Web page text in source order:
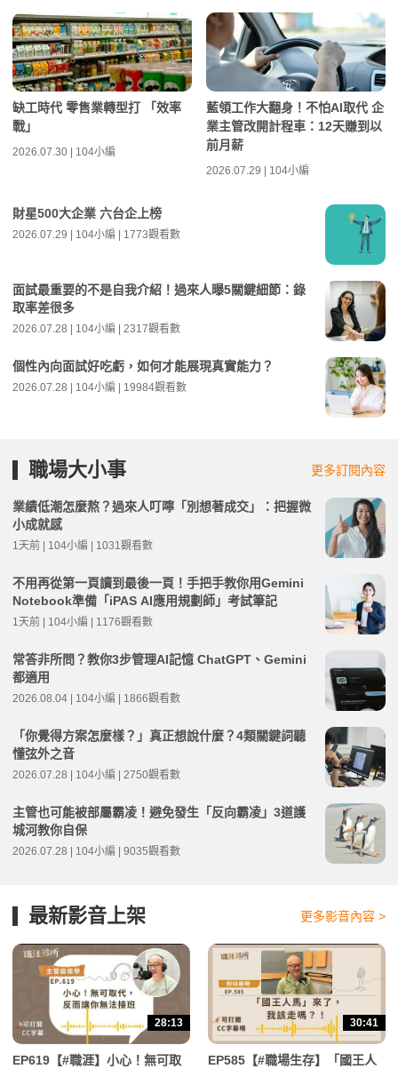
缺工時代 零售業轉型打 「效率
戰」
2026.07.30 | 104小編
藍領工作大翻身！不怕AI取代 企
業主管改開計程車：12天賺到以
前月薪
2026.07.29 | 104小編
財星500大企業 六台企上榜
2026.07.29 | 104小編 | 1773觀看數
面試最重要的不是自我介紹！過來人曝5關鍵細節：錄
取率差很多
2026.07.28 | 104小編 | 2317觀看數
個性內向面試好吃虧，如何才能展現真實能力？
2026.07.28 | 104小編 | 19984觀看數
職場大小事 更多訂閱內容
業績低潮怎麼熬？過來人叮嚀「別想著成交」：把握微
小成就感
1天前 | 104小編 | 1031觀看數
不用再從第一頁讀到最後一頁！手把手教你用Gemini
Notebook準備「iPAS AI應用規劃師」考試筆記
1天前 | 104小編 | 1176觀看數
常答非所問？教你3步管理AI記憶 ChatGPT、Gemini
都適用
2026.08.04 | 104小編 | 1866觀看數
「你覺得方案怎麼樣？」真正想說什麼？4類關鍵詞聽
懂弦外之音
2026.07.28 | 104小編 | 2750觀看數
主管也可能被部屬霸凌！避免發生「反向霸凌」3道護
城河教你自保
2026.07.28 | 104小編 | 9035觀看數
最新影音上架 更多影音內容 >
28:13
EP619【#職涯】小心！無可取
30:41
EP585【#職場生存】「國王人